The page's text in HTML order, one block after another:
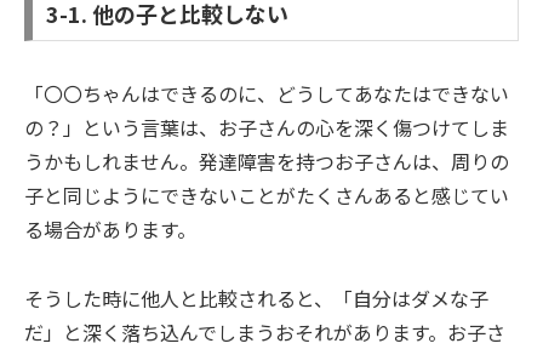
3-1. 他の子と比較しない
「〇〇ちゃんはできるのに、どうしてあなたはできない
の？」という言葉は、お子さんの心を深く傷つけてしま
うかもしれません。発達障害を持つお子さんは、周りの
子と同じようにできないことがたくさんあると感じてい
る場合があります。
そうした時に他人と比較されると、「自分はダメな子
だ」と深く落ち込んでしまうおそれがあります。お子さ